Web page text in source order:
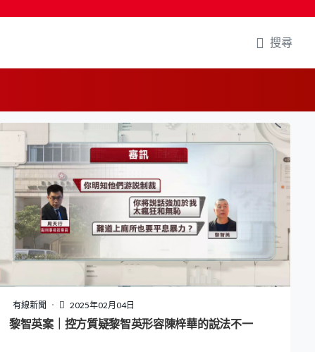
搜尋
有線新聞 2025年02月04日
黎智英案｜控方質疑黎智英形容陳梓華的說法不一